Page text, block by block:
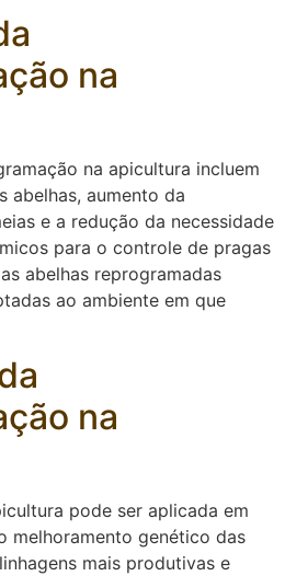
na
na apicultura incluem
abelhas, aumento da
e a redução da necessidade
para o controle de pragas
abelhas reprogramadas
ao ambiente em que
na
pode ser aplicada em
melhoramento genético das
mais produtivas e